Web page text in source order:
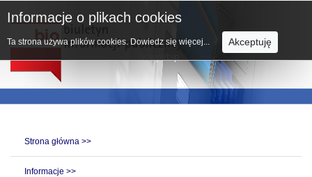
Strona główna >>
Informacje >>
Informacje o plikach cookies
Ta strona używa plików cookies. Dowiedz się więcej... Akceptuję